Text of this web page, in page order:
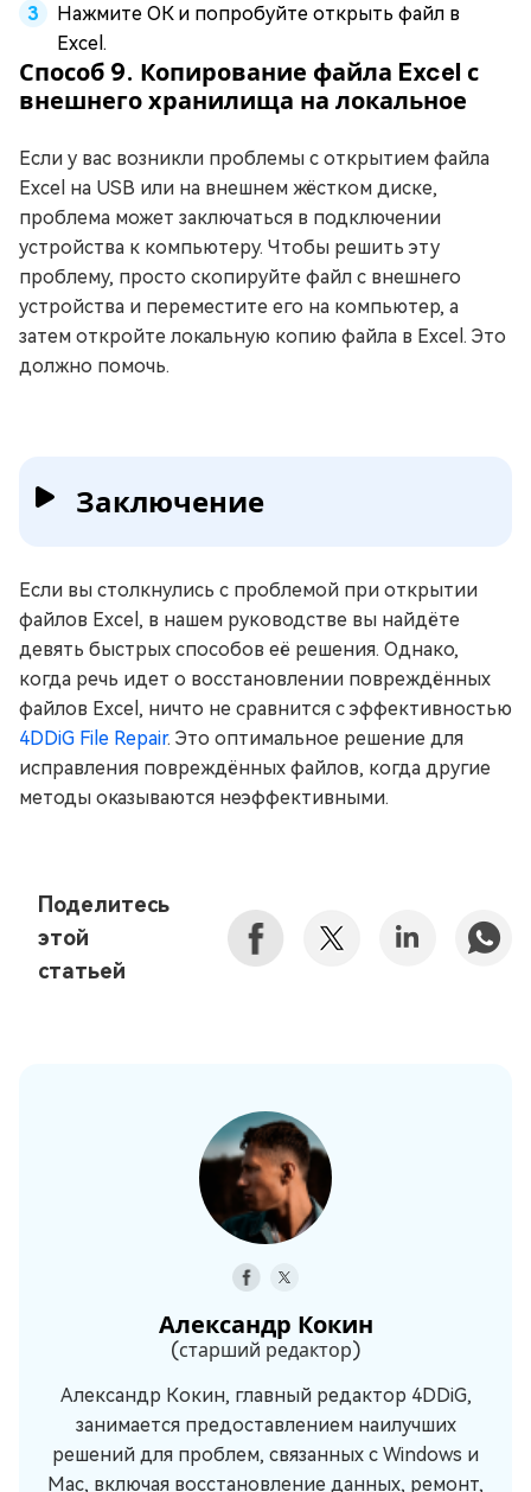
Нажмите ОК и попробуйте открыть файл в
Excel.
Способ 9. Копирование файла Excel с
внешнего хранилища на локальное
Если у вас возникли проблемы с открытием файла
Excel на USB или на внешнем жёстком диске,
проблема может заключаться в подключении
устройства к компьютеру. Чтобы решить эту
проблему, просто скопируйте файл с внешнего
устройства и переместите его на компьютер, а
затем откройте локальную копию файла в Excel. Это
должно помочь.
Заключение
Если вы столкнулись с проблемой при открытии
файлов Excel, в нашем руководстве вы найдёте
девять быстрых способов её решения. Однако,
когда речь идет о восстановлении повреждённых
файлов Excel, ничто не сравнится с эффективностью
4DDiG File Repair. Это оптимальное решение для
исправления повреждённых файлов, когда другие
методы оказываются неэффективными.
Поделитесь
этой
статьей
Александр Кокин
(старший редактор)
Александр Кокин, главный редактор 4DDiG,
занимается предоставлением наилучших
решений для проблем, связанных с Windows и
Mac, включая восстановление данных, ремонт,